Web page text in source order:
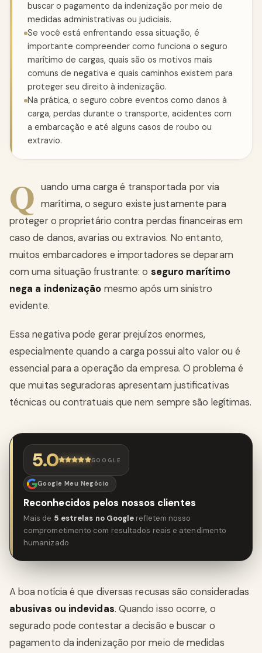
buscar o pagamento da indenização por meio de
medidas administrativas ou judiciais.
Se você está enfrentando essa situação, é
importante compreender como funciona o seguro
marítimo de cargas, quais são os motivos mais
comuns de negativa e quais caminhos existem para
proteger seu direito à indenização.
Na prática, o seguro cobre eventos como danos à
carga, perdas durante o transporte, acidentes com
a embarcação e até alguns casos de roubo ou
extravio.
Q uando uma carga é transportada por via
marítima, o seguro existe justamente para
proteger o proprietário contra perdas financeiras em
caso de danos, avarias ou extravios. No entanto,
muitos embarcadores e importadores se deparam
com uma situação frustrante: o seguro marítimo
nega a indenização mesmo após um sinistro
evidente.
Essa negativa pode gerar prejuízos enormes,
especialmente quando a carga possui alto valor ou é
essencial para a operação da empresa. O problema é
que muitas seguradoras apresentam justificativas
técnicas ou contratuais que nem sempre são legítimas.
5.0 GOOGLE
Google Meu Negócio
Reconhecidos pelos nossos clientes
Mais de 5 estrelas no Google refletem nosso
comprometimento com resultados reais e atendimento
humanizado.
A boa notícia é que diversas recusas são consideradas
abusivas ou indevidas. Quando isso ocorre, o
segurado pode contestar a decisão e buscar o
pagamento da indenização por meio de medidas